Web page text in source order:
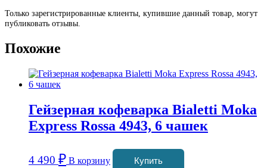
Только зарегистрированные клиенты, купившие данный товар, могут
публиковать отзывы.
Похожие
Гейзерная кофеварка Bialetti Moka
Express Rossa 4943, 6 чашек
4 490 ₽ В корзину Купить